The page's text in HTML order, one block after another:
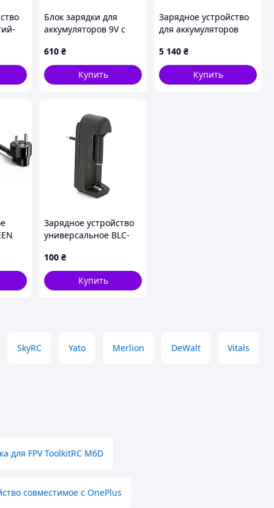
Блок зарядки для
аккумуляторов 9V с
током, 165016HHP9
610 ₴
Купить
Зарядное устройство
для аккумуляторов
Milwaukee C12 C
(4932352000)
5 140 ₴
Купить
Зарядное устройство
универсальное BLC-
18650, 3.7V / 1000mAh
100 ₴
Купить
SkyRC Yato Merlion DeWalt Vitals
для FPV ToolkitRC M6D
совместимое с OnePlus